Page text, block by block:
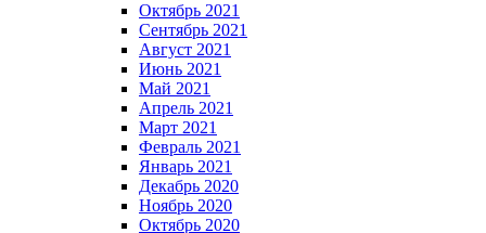
Октябрь 2021
Сентябрь 2021
Август 2021
Июнь 2021
Май 2021
Апрель 2021
Март 2021
Февраль 2021
Январь 2021
Декабрь 2020
Ноябрь 2020
Октябрь 2020